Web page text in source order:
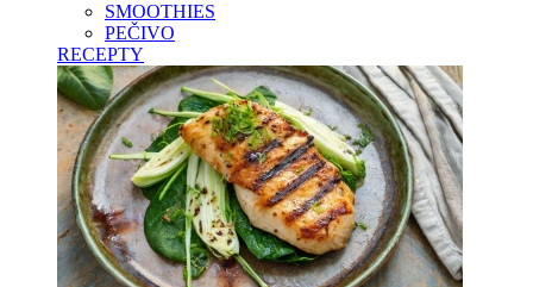
SMOOTHIES
PEČIVO
RECEPTY